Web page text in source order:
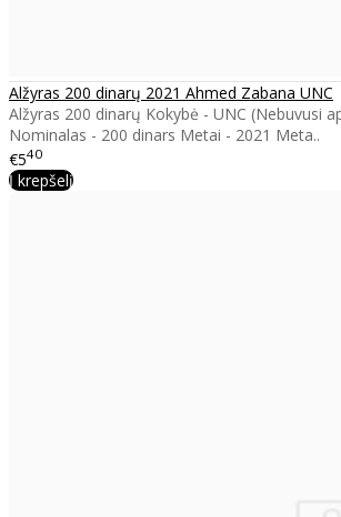
Alžyras 200 dinarų 2021 Ahmed Zabana UNC
Alžyras 200 dinarų Kokybė - UNC (Nebuvusi
Nominalas - 200 dinars Metai - 2021 Meta..
€540
Į krepšelį